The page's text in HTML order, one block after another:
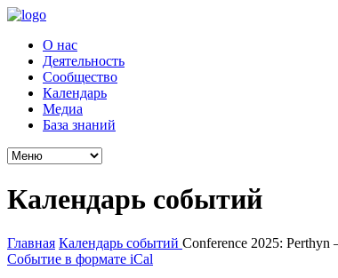
О нас
Деятельность
Сообщество
Календарь
Медиа
База знаний
Календарь событий
Главная Календарь событий Conference 2025: Perthyn
Событие в формате iCal